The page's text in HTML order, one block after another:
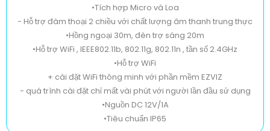
•Tích hợp Micro và Loa
- Hỗ trợ đàm thoại 2 chiều với chất lượng âm thanh trung thực
•Hồng ngoại 30m, đèn trợ sáng 20m
•Hỗ trợ WiFi , IEEE802.11b, 802.11g, 802.11n , tần số 2.4GHz
•Hỗ trợ WiFi
+ cài đặt WiFi thông minh với phần mềm EZVIZ
- quá trình cài đặt chỉ mất vài phút với người lần đầu sử dụng
•Nguồn DC 12V/1A
•Tiêu chuẩn IP65